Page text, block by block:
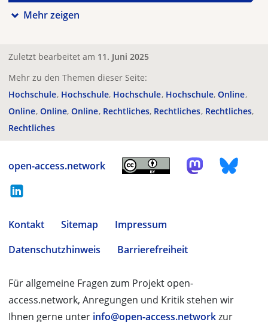
Mehr zeigen
Zuletzt bearbeitet am 11. Juni 2025
Mehr zu den Themen dieser Seite:
Hochschule Hochschule Hochschule Hochschule Online
Online Online Online Rechtliches Rechtliches Rechtliches
Rechtliches
open-access.network
Kontakt Sitemap
Impressum
Datenschutzhinweis
Barrierefreiheit
Für allgemeine Fragen zum Projekt open-
access.network, Anregungen und Kritik stehen wir
Ihnen gerne unter info@open-access.networkzur